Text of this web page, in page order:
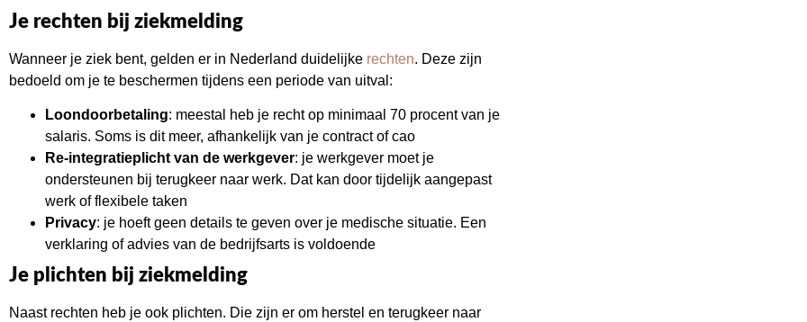
Je rechten bij ziekmelding
Wanneer je ziek bent, gelden er in Nederland duidelijke rechten. Deze zijn
bedoeld om je te beschermen tijdens een periode van uitval:
Loondoorbetaling: meestal heb je recht op minimaal 70 procent van je
salaris. Soms is dit meer, afhankelijk van je contract of cao
Re-integratieplicht van de werkgever: je werkgever moet je
ondersteunen bij terugkeer naar werk. Dat kan door tijdelijk aangepast
werk of flexibele taken
Privacy: je hoeft geen details te geven over je medische situatie. Een
verklaring of advies van de bedrijfsarts is voldoende
Je plichten bij ziekmelding
Naast rechten heb je ook plichten. Die zijn er om herstel en terugkeer naar